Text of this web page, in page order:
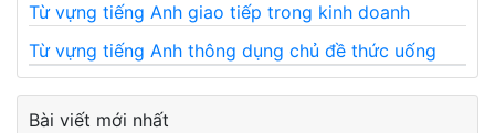
Từ vựng tiếng Anh giao tiếp trong kinh doanh
Từ vựng tiếng Anh thông dụng chủ đề thức uống
Bài viết mới nhất